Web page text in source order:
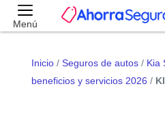
Menú
Inicio / Seguros de autos / Kia
beneficios y servicios 2026 /